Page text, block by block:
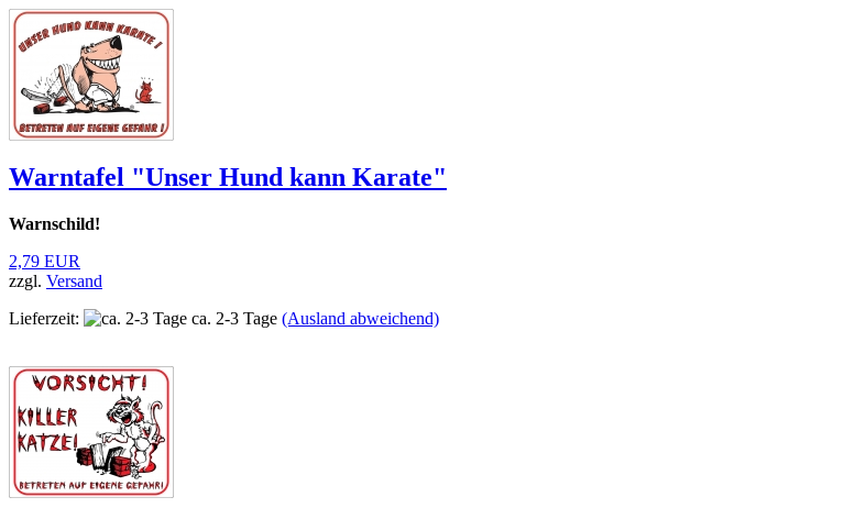
Warntafel "Unser Hund kann Karate"
Warnschild!
2,79 EUR
zzgl. Versand
Lieferzeit:
ca. 2-3 Tage (Ausland abweichend)